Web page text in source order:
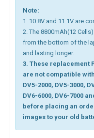
Note:
1. 10.8V and 11.1V are
2. The 8800mAh(12
from the bottom of the
and lasting longer.
3. These replacement
are not compatible with
DV5-2000, DV5-3000,
DV6-6000, DV6-7000
before placing an
images to your old